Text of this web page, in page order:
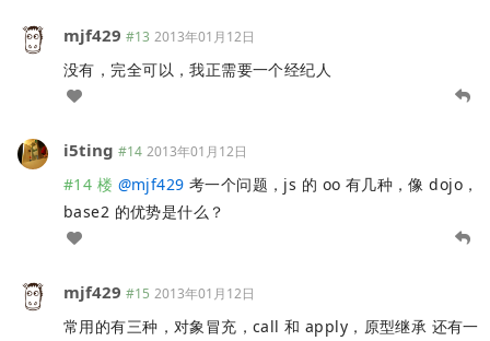
mjf429 #13 2013年01月12日
没有，完全可以，我正需要一个经纪人
i5ting #14 2013年01月12日
#14 楼 @mjf429 考一个问题，js 的 oo 有几种，像 dojo，
base2 的优势是什么？
mjf429 #15 2013年01月12日
常用的有三种，对象冒充，call 和 apply，原型继承 还有一